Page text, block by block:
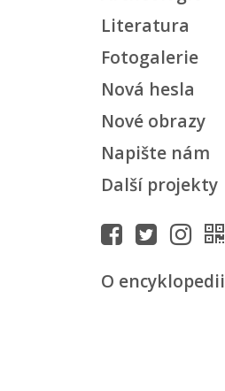
Literatura
Fotogalerie
Nová hesla
Nové obrazy
Napište nám
Další projekty
O encyklopedii